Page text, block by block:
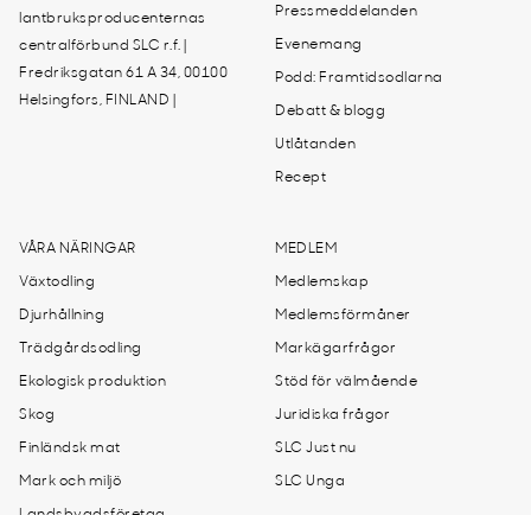
lantbruksproducenternas
centralförbund SLC r.f. |
Fredriksgatan 61 A 34, 00100
Helsingfors, FINLAND |
Pressmeddelanden
Evenemang
Podd: Framtidsodlarna
Debatt & blogg
Utlåtanden
Recept
VÅRA NÄRINGAR
Växtodling
Djurhållning
Trädgårdsodling
Ekologisk produktion
Skog
Finländsk mat
Mark och miljö
MEDLEM
Medlemskap
Medlemsförmåner
Markägarfrågor
Stöd för välmående
Juridiska frågor
SLC Just nu
SLC Unga